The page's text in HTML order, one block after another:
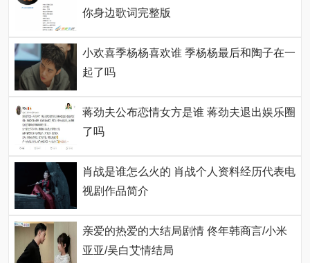
你身边歌词完整版
小欢喜季杨杨喜欢谁 季杨杨最后和陶子在一
起了吗
蒋劲夫公布恋情女方是谁 蒋劲夫退出娱乐圈
了吗
肖战是谁怎么火的 肖战个人资料经历代表电
视剧作品简介
亲爱的热爱的大结局剧情 佟年韩商言/小米
亚亚/吴白艾情结局